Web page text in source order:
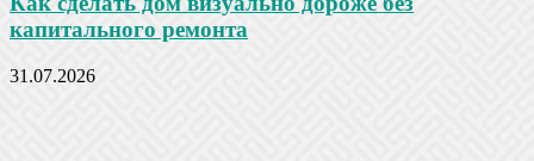
капитального ремонта
31.07.2026